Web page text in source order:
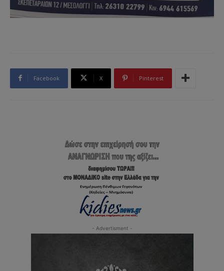
Facebook X Pinterest
- Advertisment -